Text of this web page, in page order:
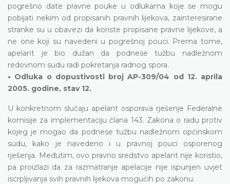
pogrešno date pravne pouke u odlukama koje se mogu
pobijati nekim od propisanih pravnih lijekova, zainteresirane
stranke su u obavezi da koriste propisane pravne lijekove, a
ne one koji su navedeni u pogrešnoj pouci. Prema tome,
apelant je bio dužan da podnese tužbu nadležnom
redovnom sudu radi pokretanja radnog spora.
• Odluka o dopustivosti broj AP-309/04 od 12. aprila
2005. godine, stav 12.
U konkretnom slučaju apelant osporava rješenje Federalne
komisije za implementaciju člana 143. Zakona o radu protiv
kojeg je mogao da podnese tužbu nadležnom općinskom
sudu, kako je navedeno i u pravnoj pouci osporenog
rješenja. Međutim, ovo pravno sredstvo apelant nije koristio,
pa proizlazi da za razmatranje apelacije nije ispunjen uvjet
iscrpljivanja svih pravnih lijekova mogućih po zakonu.